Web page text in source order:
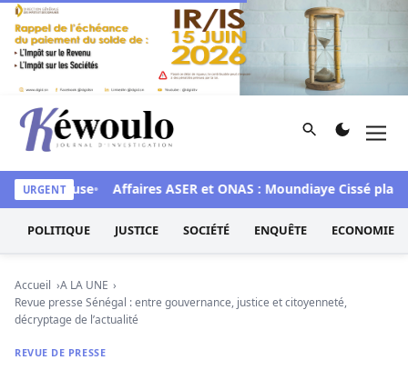
Aller au contenu
Kéwoulo, le premier site d'information et d'investigation
Rechercher
URGENT
en cause Affaires ASER et ONAS : Moundiaye Cissé plaide
POLITIQUE JUSTICE SOCIÉTÉ ENQUÊTE ECONOMIE
Accueil
A LA UNE
Revue presse Sénégal : entre gouvernance, justice et citoyenneté,
décryptage de l’actualité
REVUE DE PRESSE